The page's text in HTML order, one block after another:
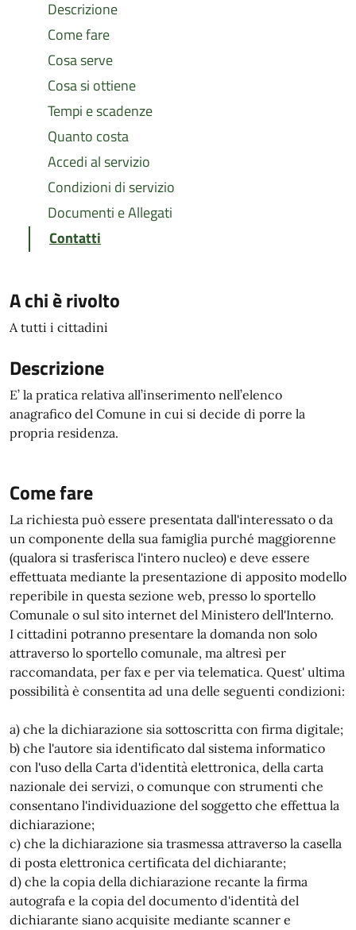
Descrizione
Come fare
Cosa serve
Cosa si ottiene
Tempi e scadenze
Quanto costa
Accedi al servizio
Condizioni di servizio
Documenti e Allegati
Contatti
A chi è rivolto
A tutti i cittadini
Descrizione
E’ la pratica relativa all’inserimento nell’elenco
anagrafico del Comune in cui si decide di porre la
propria residenza.
Come fare
La richiesta può essere presentata dall'interessato o da
un componente della sua famiglia purché maggiorenne
(qualora si trasferisca l'intero nucleo) e deve essere
effettuata mediante la presentazione di apposito modello
reperibile in questa sezione web, presso lo sportello
Comunale o sul sito internet del Ministero dell'Interno.
I cittadini potranno presentare la domanda non solo
attraverso lo sportello comunale, ma altresì per
raccomandata, per fax e per via telematica. Quest' ultima
possibilità è consentita ad una delle seguenti condizioni:
a) che la dichiarazione sia sottoscritta con firma digitale;
b) che l'autore sia identificato dal sistema informatico
con l'uso della Carta d'identità elettronica, della carta
nazionale dei servizi, o comunque con strumenti che
consentano l'individuazione del soggetto che effettua la
dichiarazione;
c) che la dichiarazione sia trasmessa attraverso la casella
di posta elettronica certificata del dichiarante;
d) che la copia della dichiarazione recante la firma
autografa e la copia del documento d'identità del
dichiarante siano acquisite mediante scanner e